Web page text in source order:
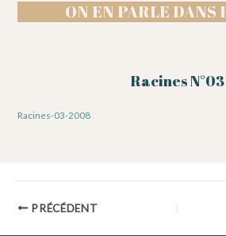
ON EN PARLE DANS
Racines N°03
Racines-03-2008
Navigation
PRÉCÉDENT